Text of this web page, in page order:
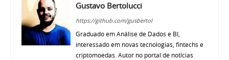
Gustavo Bertolucci
https://github.com/gusbertol
Graduado em Análise de Dados e BI,
interessado em novas tecnologias, fintechs e
criptomoedas. Autor no portal de notícias